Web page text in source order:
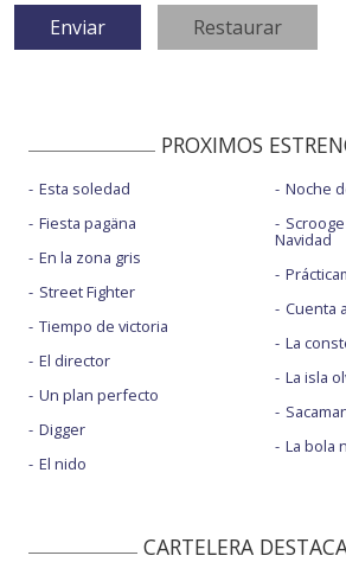
PROXIMOS
Esta soledad
Fiesta pagäna
En la zona gris
Street Fighter
Tiempo de victoria
El director
Un plan perfecto
Digger
El nido
Noche
Navidad
Cuenta
La
La isla
La bola
CARTELERA